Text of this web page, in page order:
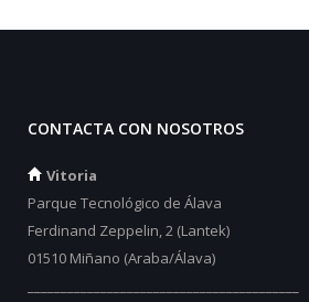
CONTACTA CON NOSOTROS
Vitoria
Parque Tecnológico de Álava
Ferdinand Zeppelin, 2 (Lantek)
01510 Miñano (Araba/Álava)